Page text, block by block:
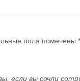
поля помечены *
если вы сочли